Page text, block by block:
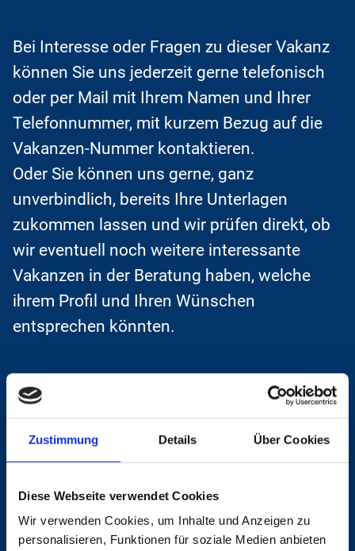
Zustimmung Details Über Cookies
Diese Webseite verwendet Cookies
Wir verwenden Cookies, um Inhalte und Anzeigen zu
personalisieren, Funktionen für soziale Medien anbieten
Bei Interesse oder Fragen zu dieser Vakanz
können Sie uns jederzeit gerne telefonisch
oder per Mail mit Ihrem Namen und Ihrer
Telefonnummer, mit kurzem Bezug auf die
Vakanzen-Nummer kontaktieren.
Oder Sie können uns gerne, ganz
unverbindlich, bereits Ihre Unterlagen
zukommen lassen und wir prüfen direkt, ob
wir eventuell noch weitere interessante
Vakanzen in der Beratung haben, welche
ihrem Profil und Ihren Wünschen
entsprechen könnten.
Haben Sie Interesse oder noch Fragen zu
dieser Vakanz? Kontaktieren Sie uns
jederzeit gerne direkt.
Jetzt online bewerben